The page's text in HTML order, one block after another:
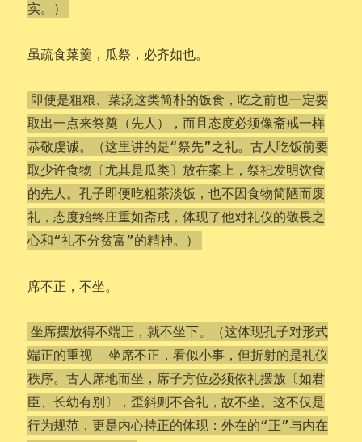
实。）
虽疏食菜羹，瓜祭，必齐如也。
即使是粗粮、菜汤这类简朴的饭食，吃之前也一定要
取出一点来祭奠（先人），而且态度必须像斋戒一样
恭敬虔诚。（这里讲的是“祭先”之礼。古人吃饭前要
取少许食物〔尤其是瓜类〕放在案上，祭祀发明饮食
的先人。孔子即便吃粗茶淡饭，也不因食物简陋而废
礼，态度始终庄重如斋戒，体现了他对礼仪的敬畏之
心和“礼不分贫富”的精神。）
席不正，不坐。
坐席摆放得不端正，就不坐下。（这体现孔子对形式
端正的重视——坐席不正，看似小事，但折射的是礼仪
秩序。古人席地而坐，席子方位必须依礼摆放〔如君
臣、长幼有别〕，歪斜则不合礼，故不坐。这不仅是
行为规范，更是内心持正的体现：外在的“正”与内在